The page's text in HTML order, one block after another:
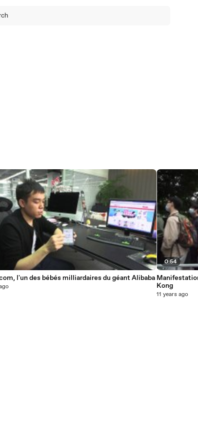
l'un des bébés milliardaires du géant Alibaba
0:54
Kong
11 years ago